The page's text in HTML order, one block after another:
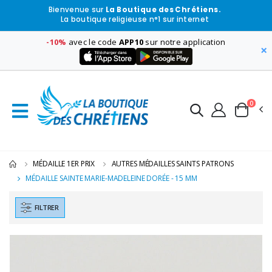
Bienvenue sur La Boutique des Chrétiens.
La boutique religieuse n°1 sur internet
-10% avec le code APP10 sur notre application
×
0
MÉDAILLE 1ER PRIX
AUTRES MÉDAILLES SAINTS PATRONS
MÉDAILLE SAINTE MARIE-MADELEINE DORÉE - 15 MM
FILTRER